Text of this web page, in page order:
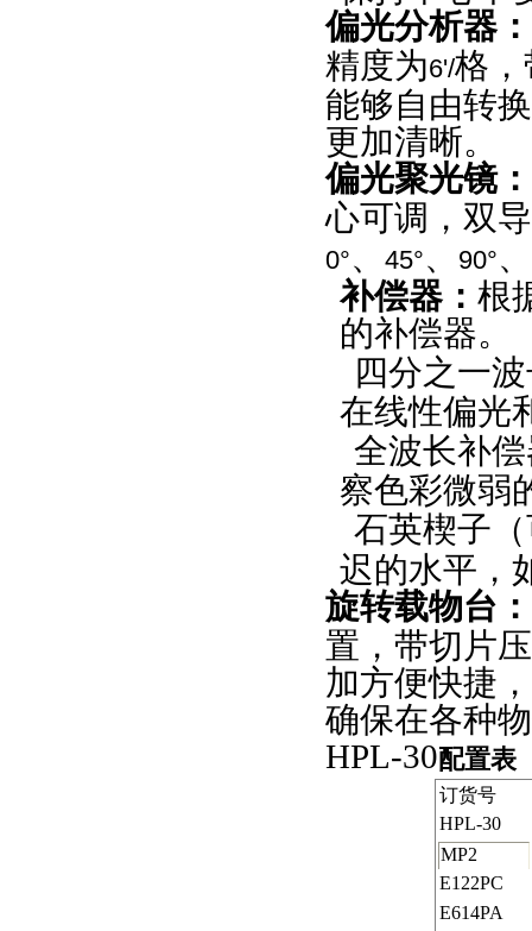
偏光分析器：
精度为6'/格，
能够自由转
更加清晰。
偏光聚光镜：
心可调，双
0°、 45°、 90°、
补偿器： 根
的补偿器。
四分之一
在线性偏光
全波长补
察色彩微弱
石英楔子
迟的水平，
旋转载物台：
置，带切片
加方便快捷
确保在各种
HPL-30配置表
订货号
HPL-30
MP2
E122PC
E614PA